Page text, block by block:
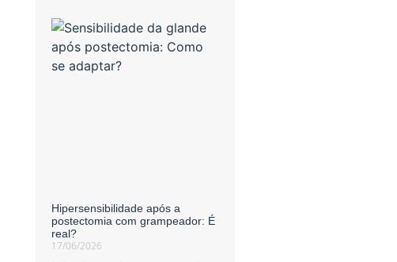
Hipersensibilidade após a
postectomia com grampeador: É
real?
17/06/2026